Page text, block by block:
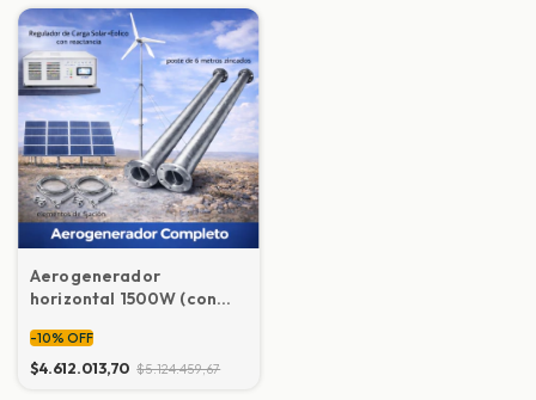
Aerogenerador
horizontal 1500W (con
carga y elementos de
instalación)
-10% OFF
$4.612.013,70 $5.124.459,67